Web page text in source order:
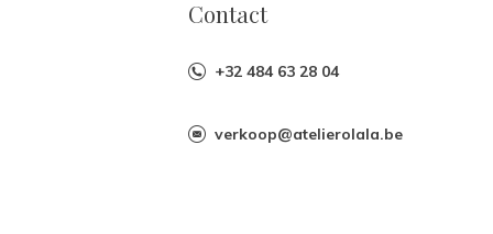
Contact
+32 484 63 28 04
verkoop@atelierolala.be